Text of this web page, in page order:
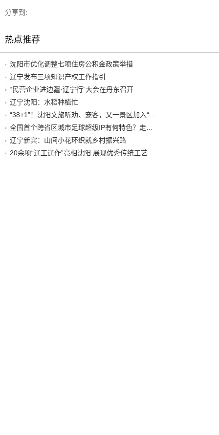
分享到:
热点推荐
沈阳市优化调整七项住房公积金政策举措
辽宁发布三项知识产权工作指引
“民营企业进边疆·辽宁行”大会在丹东召开
辽宁沈阳：水稻种植忙
辽宁新宾：山间小花环织就乡村振兴路
20余项“辽工辽作”亮相沈阳 展现优秀传统工艺